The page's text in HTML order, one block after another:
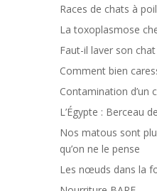
Races de chats à
La toxoplasmose
Faut-il laver son chat
Comment bien
Contamination d’un
L’Égypte : Berceau
Nos matous sont
qu’on ne le pense
Les nœuds dans la